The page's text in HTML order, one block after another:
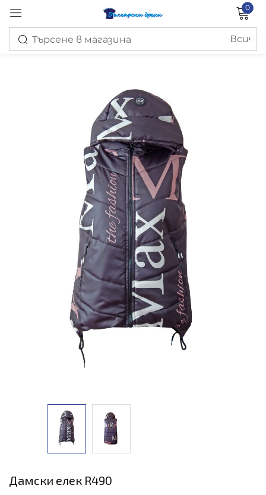
0
Дамски елек R490
Вход
Запомни ме Изгубена парола?
ВХОД
СЪЗДАЙ ПРОФИЛ